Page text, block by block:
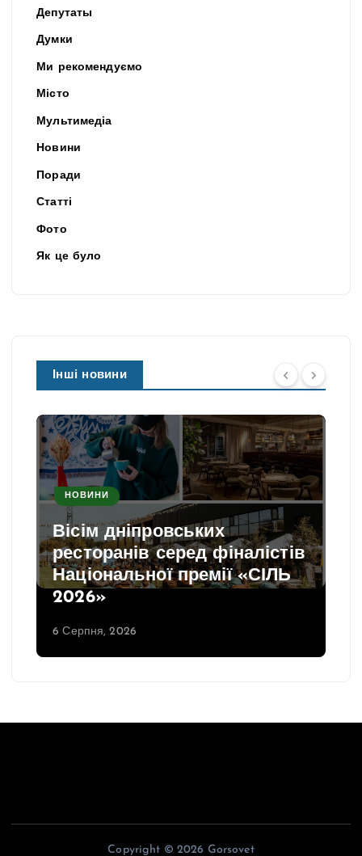
Депутаты
Думки
Ми рекомендуємо
Місто
Мультимедіа
Новини
Поради
Статті
Фото
Як це було
Інші новини
НОВИНИ
Вісім дніпровських
ресторанів серед фіналістів
Національної премії «СІЛЬ
2026»
6 Серпня, 2026
Copyright © 2026 Gorsovet